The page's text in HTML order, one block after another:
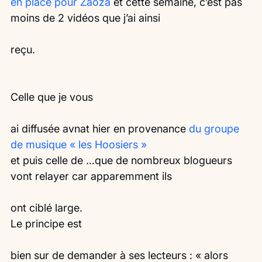
moins de 2 vidéos que j’ai ainsi
reçu.
Celle que je vous
ai diffusée avnat hier en provenance du groupe
de musique « les Hoosiers »
et puis celle de …que de nombreux blogueurs
vont relayer car apparemment ils
ont ciblé large.
Le principe est
bien sur de demander à ses lecteurs : « alors